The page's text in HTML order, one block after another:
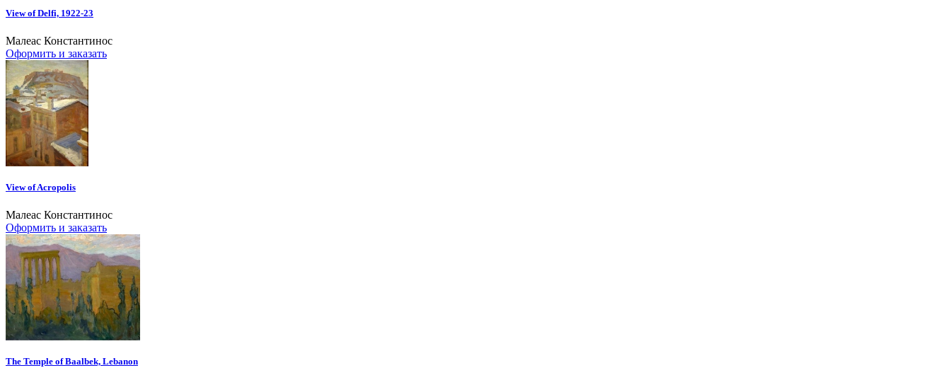
View of Delfi, 1922-23
Малеас Константинос
Оформить и заказать
View of Acropolis
Малеас Константинос
Оформить и заказать
The Temple of Baalbek, Lebanon